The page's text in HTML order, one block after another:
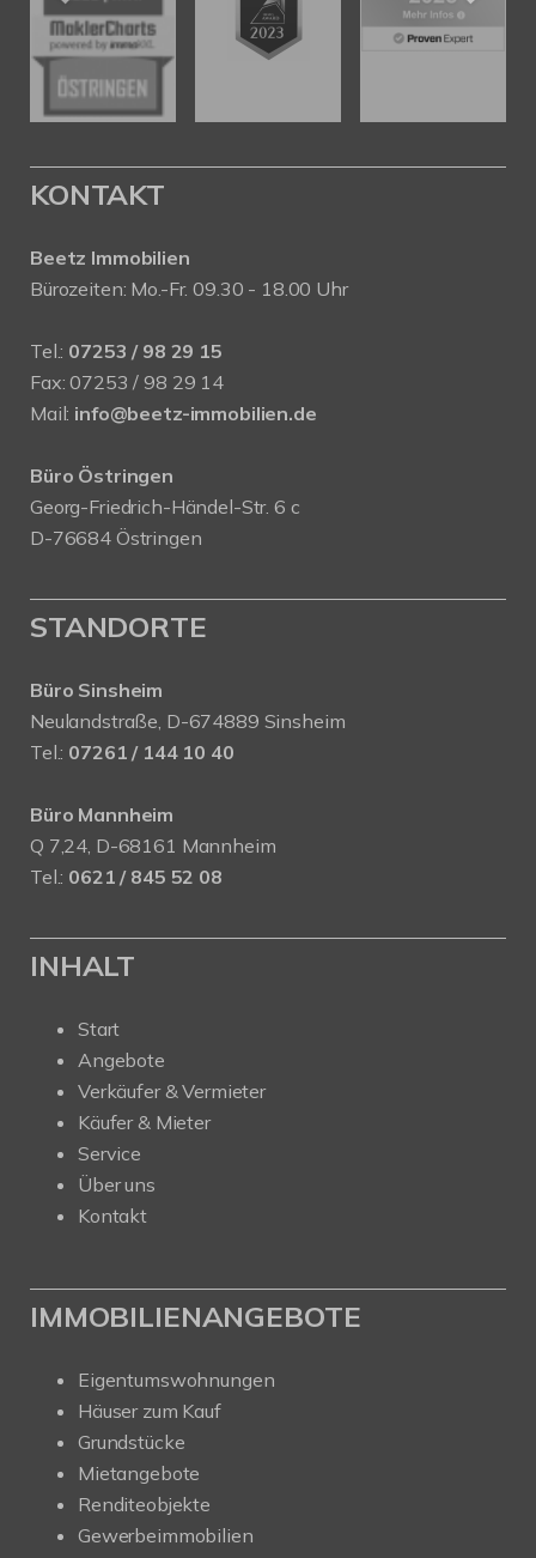
KONTAKT
Beetz Immobilien
Bürozeiten: Mo.-Fr. 09.30 - 18.00 Uhr
Tel.: 07253 / 98 29 15
Fax: 07253 / 98 29 14
Mail: info@beetz-immobilien.de
Büro Östringen
Georg-Friedrich-Händel-Str. 6 c
D-76684 Östringen
STANDORTE
Büro Sinsheim
Neulandstraße, D-674889 Sinsheim
Tel.: 07261 / 144 10 40
Büro Mannheim
Q 7,24, D-68161 Mannheim
Tel.: 0621 / 845 52 08
INHALT
Start
Angebote
Verkäufer & Vermieter
Käufer & Mieter
Service
Über uns
Kontakt
IMMOBILIENANGEBOTE
Eigentumswohnungen
Häuser zum Kauf
Grundstücke
Mietangebote
Renditeobjekte
Gewerbeimmobilien